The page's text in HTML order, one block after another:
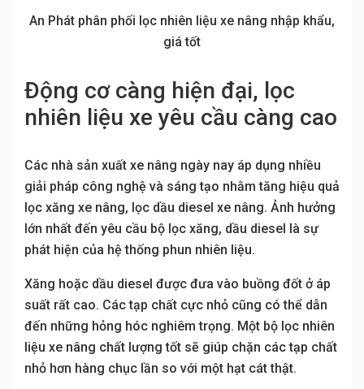
An Phát phân phối lọc nhiên liệu xe nâng nhập khẩu,
giá tốt
Động cơ càng hiện đại, lọc
nhiên liệu xe yêu cầu càng cao
Các nhà sản xuất xe nâng ngày nay áp dụng nhiều
giải pháp công nghệ và sáng tạo nhằm tăng hiệu quả
lọc xăng xe nâng, lọc dầu diesel xe nâng. Ảnh hưởng
lớn nhất đến yêu cầu bộ lọc xăng, dầu diesel là sự
phát hiện của hệ thống phun nhiên liệu.
Xăng hoặc dầu diesel được đưa vào buồng đốt ở áp
suất rất cao. Các tạp chất cực nhỏ cũng có thể dẫn
đến những hỏng hóc nghiêm trọng. Một bộ lọc nhiên
liệu xe nâng chất lượng tốt sẽ giúp chặn các tạp chất
nhỏ hơn hàng chục lần so với một hạt cát thật.